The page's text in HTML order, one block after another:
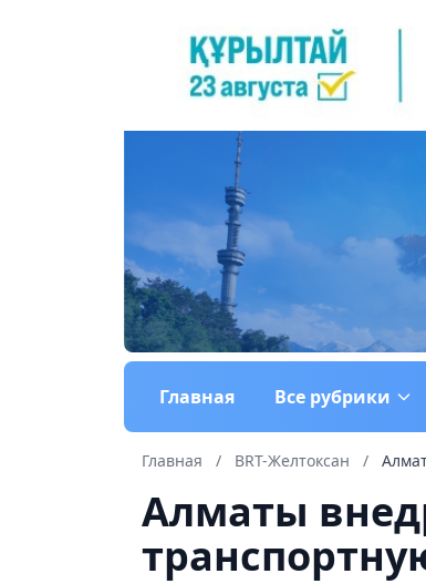
Главная Все рубрики
Главная / BRT-Желтоксан /
Алматы